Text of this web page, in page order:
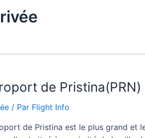
de
/ Par Flight Info
de Pristina est le plus grand